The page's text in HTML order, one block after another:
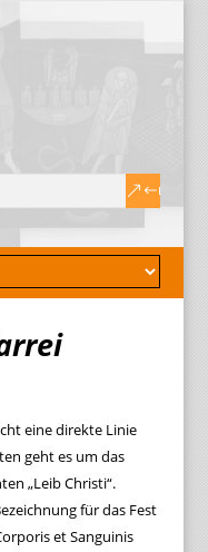
eine direkte Linie
geht es um das
„Leib Christi“.
für das Fest
et Sanguinis